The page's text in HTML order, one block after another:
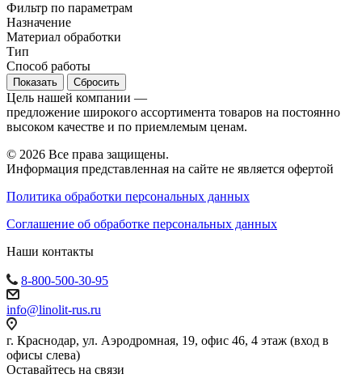
Фильтр по параметрам
Назначение
Материал обработки
Тип
Cпособ работы
Сбросить
Цель нашей компании —
предложение широкого ассортимента товаров на постоянно
высоком качестве и по приемлемым ценам.
© 2026 Все права защищены.
Информация представленная на сайте не является офертой
Политика обработки персональных данных
Соглашение об обработке персональных данных
Наши контакты
8-800-500-30-95
info@linolit-rus.ru
г. Краснодар, ул. Аэродромная, 19, офис 46, 4 этаж (вход в
офисы слева)
Оставайтесь на связи